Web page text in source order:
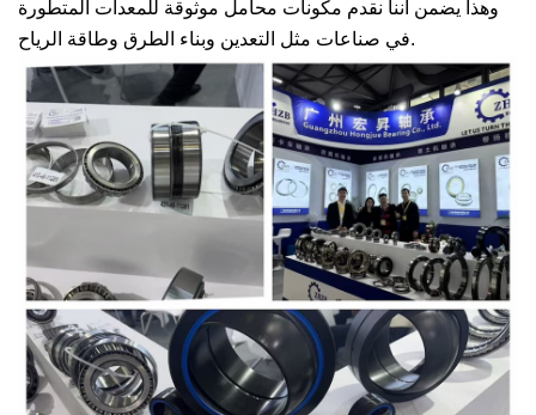
وهذا يضمن أننا نقدم مكونات محامل موثوقة للمعدات المتطورة
في صناعات مثل التعدين وبناء الطرق وطاقة الرياح.